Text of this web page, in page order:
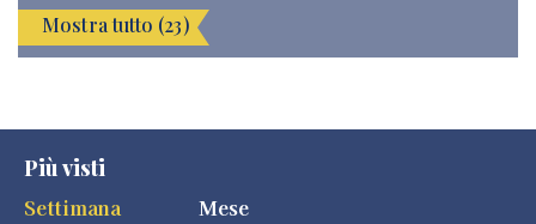
Mostra tutto (23)
Più visti
Settimana
Mese